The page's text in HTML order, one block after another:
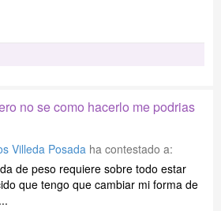
no se como hacerlo me podrias
Villeda Posada ha contestado a:
de peso requiere sobre todo estar
que tengo que cambiar mi forma de